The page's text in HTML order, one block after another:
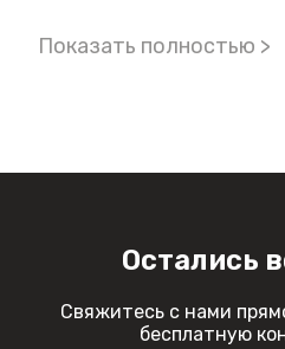
- Сканирующие модули
аккумулятор,
питания повышенной
чехол, Защитное стекло,
- Гарантия - 1 год
Показать полностью >
Остались
Свяжитесь с нами
бесплатную